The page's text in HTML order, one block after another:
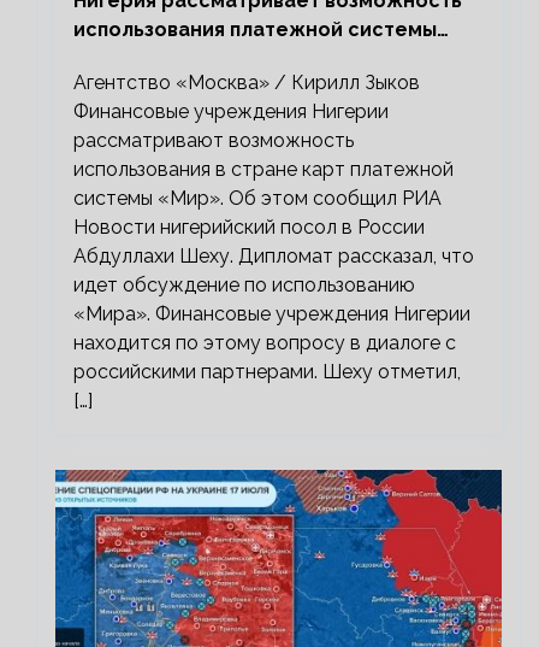
использования платежной системы
Агентство «Москва» / Кирилл Зыков
Финансовые учреждения Нигерии
рассматривают возможность
использования в стране карт платежной
системы «Мир». Об этом сообщил РИА
Новости нигерийский посол в России
Абдуллахи Шеху. Дипломат рассказал, что
идет обсуждение по использованию
«Мира». Финансовые учреждения Нигерии
находится по этому вопросу в диалоге с
российскими партнерами. Шеху отметил,
[…]